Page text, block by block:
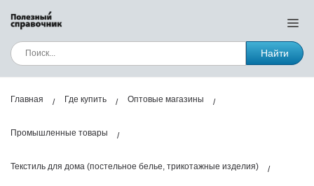
Найти
Главная Где купить Оптовые магазины
Промышленные товары
Текстиль для дома (постельное белье, трикотажные изделия)